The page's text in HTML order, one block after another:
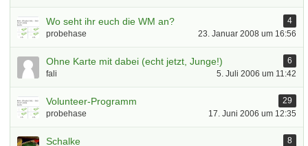
Wo seht ihr euch die WM an?
4
probehase
23. Januar 2008 um 16:56
Ohne Karte mit dabei (echt jetzt, Junge!)
6
fali
5. Juli 2006 um 11:42
Volunteer-Programm
29
probehase
17. Juni 2006 um 12:35
Schalke
8